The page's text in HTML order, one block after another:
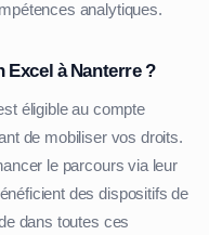
analytiques.
à Nanterre ?
éligible au compte
de mobiliser vos droits.
le parcours via leur
des dispositifs de
dans toutes ces